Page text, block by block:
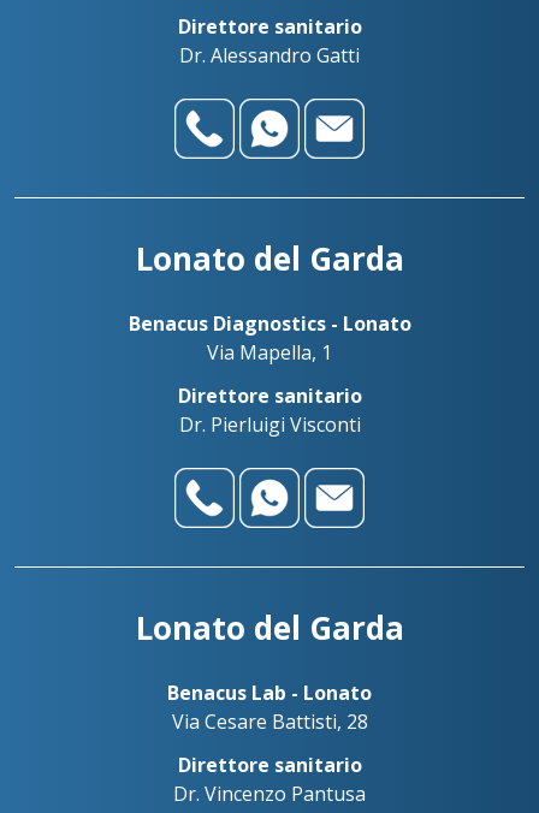
Direttore sanitario
Dr. Alessandro Gatti
Lonato del Garda
Benacus Diagnostics - Lonato
Via Mapella, 1
Direttore sanitario
Dr. Pierluigi Visconti
Lonato del Garda
Benacus Lab - Lonato
Via Cesare Battisti, 28
Direttore sanitario
Dr. Vincenzo Pantusa